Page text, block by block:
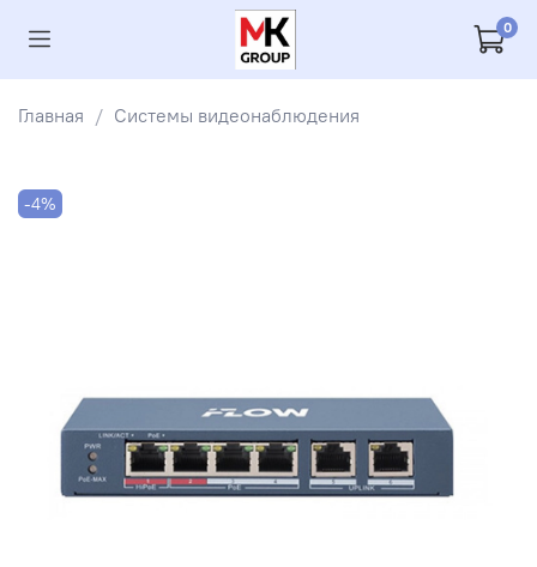
0
Главная Системы видеонаблюдения
-4%